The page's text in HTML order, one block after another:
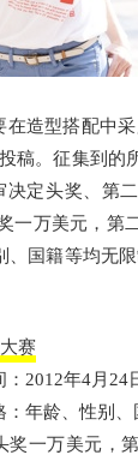
造型搭配中
稿。征集到的
定头奖、第
一万美元，第
、国籍等均无
赛
：2012年4月24
：年龄、性别、
奖一万美元，